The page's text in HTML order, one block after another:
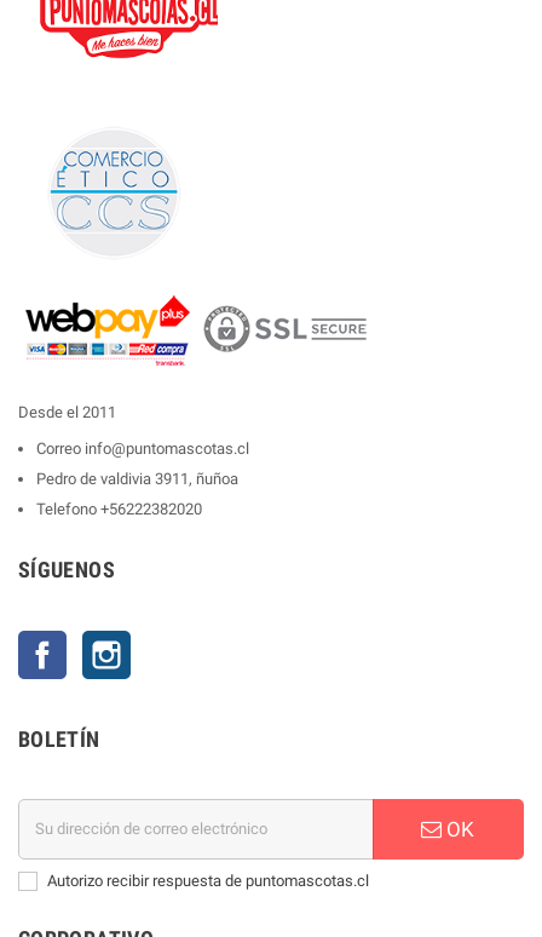
Desde el 2011
Correo info@puntomascotas.cl
Pedro de valdivia 3911, ñuñoa
Telefono +56222382020
SÍGUENOS
Facebook
BOLETÍN
OK
Autorizo recibir respuesta de puntomascotas.cl